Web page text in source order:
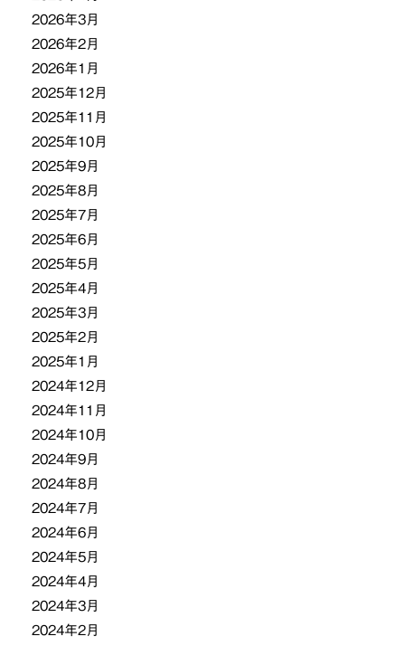
2026年3月
2026年2月
2026年1月
2025年12月
2025年11月
2025年10月
2025年9月
2025年8月
2025年7月
2025年6月
2025年5月
2025年4月
2025年3月
2025年2月
2025年1月
2024年12月
2024年11月
2024年10月
2024年9月
2024年8月
2024年7月
2024年6月
2024年5月
2024年4月
2024年3月
2024年2月